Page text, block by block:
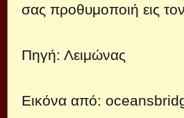
σας προθυμοποιή εις
Πηγή: Λειμώνας
Εικόνα από: